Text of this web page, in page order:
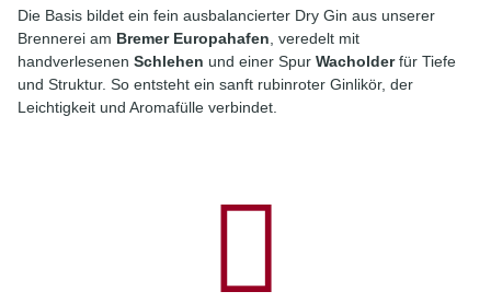
Die Basis bildet ein fein ausbalancierter Dry Gin aus unserer
Brennerei am Bremer Europahafen , veredelt mit
handverlesenen Schlehen und einer Spur Wacholderfür Tiefe
und Struktur. So entsteht ein sanft rubinroter Ginlikör, der
Leichtigkeit und Aromafülle verbindet.